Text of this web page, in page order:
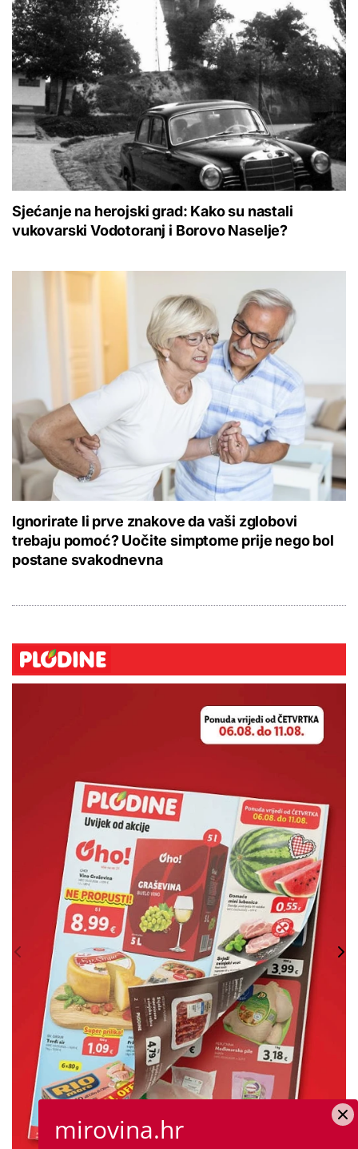
Sjećanje na herojski grad: Kako su nastali
vukovarski Vodotoranj i Borovo Naselje?
Ignorirate li prve znakove da vaši zglobovi
trebaju pomoć? Uočite simptome prije nego bol
postane svakodnevna
mirovina.hr